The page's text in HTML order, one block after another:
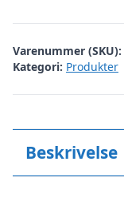
Varenummer (SKU):
Kategori: Produkter
Beskrivelse